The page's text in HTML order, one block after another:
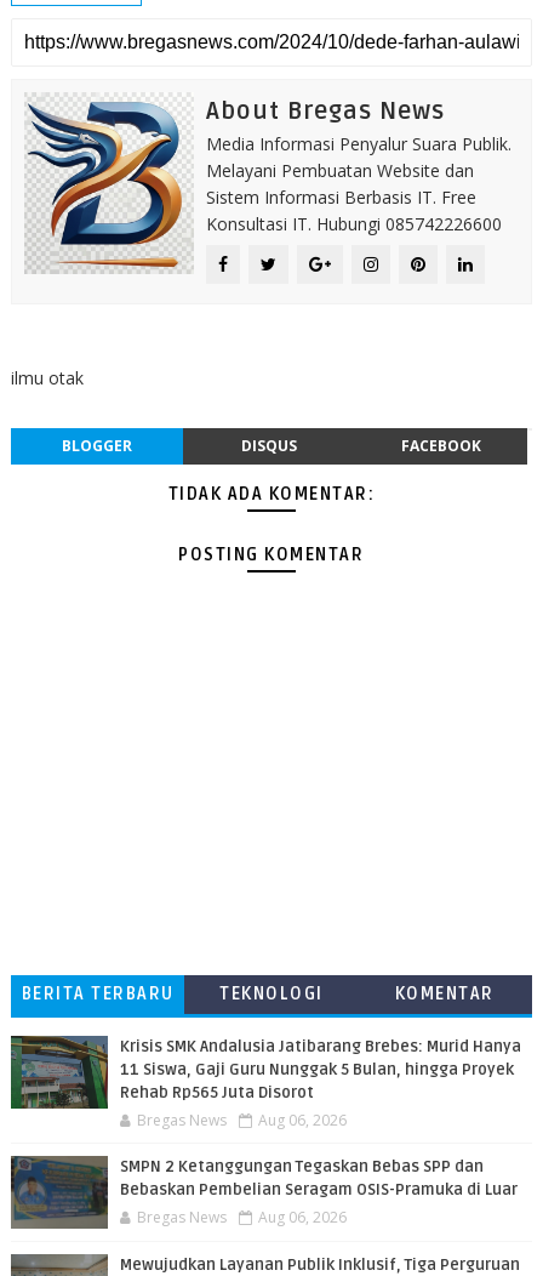
About Bregas News
Media Informasi Penyalur Suara Publik.
Melayani Pembuatan Website dan
Sistem Informasi Berbasis IT. Free
Konsultasi IT. Hubungi 085742226600
ilmu otak
BLOGGER DISQUS FACEBOOK
TIDAK ADA KOMENTAR:
POSTING KOMENTAR
BERITA TERBARU TEKNOLOGI
KOMENTAR
Krisis SMK Andalusia Jatibarang Brebes: Murid Hanya
11 Siswa, Gaji Guru Nunggak 5 Bulan, hingga Proyek
Rehab Rp565 Juta Disorot
Bregas News Aug 06, 2026
SMPN 2 Ketanggungan Tegaskan Bebas SPP dan
Bebaskan Pembelian Seragam OSIS-Pramuka di Luar
Bregas News Aug 06, 2026
​Mewujudkan Layanan Publik Inklusif, Tiga Perguruan